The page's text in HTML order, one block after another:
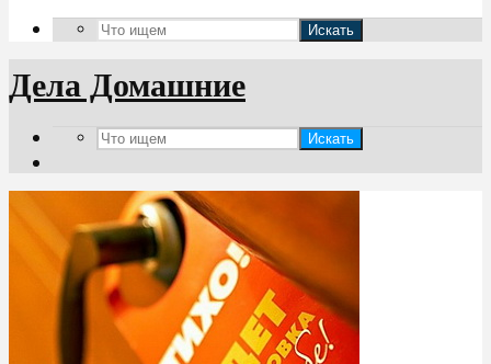
Искать
Дела Домашние
Искать